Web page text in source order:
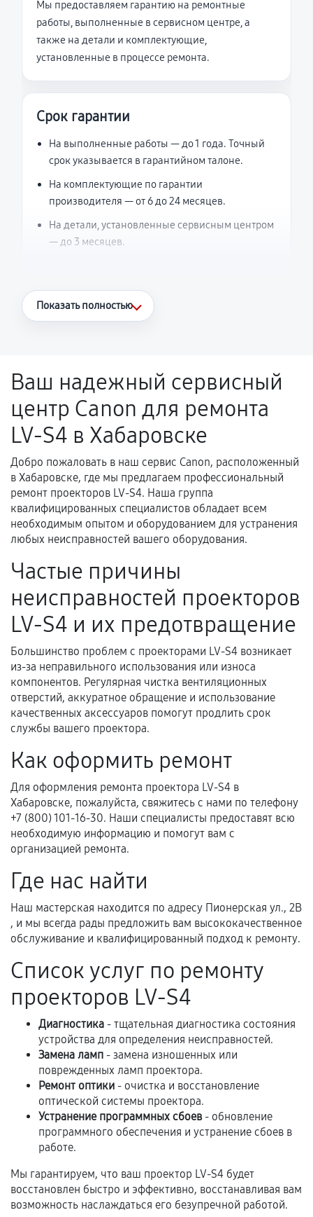
Мы предоставляем гарантию на ремонтные
работы, выполненные в сервисном центре, а
также на детали и комплектующие,
установленные в процессе ремонта.
Срок гарантии
На выполненные работы — до 1 года. Точный
срок указывается в гарантийном талоне.
На комплектующие по гарантии
производителя — от 6 до 24 месяцев.
На детали, установленные сервисным центром
— до 3 месяцев.
Что считается гарантийным случаем
Поломка установленной детали при
нормальной эксплуатации в течение
гарантийного срока.
Несоответствие комплектующей заявленным
техническим характеристикам.
Документы для подтверждения
гарантии
Акт выполненных работ с датой, перечнем
услуг и сроком гарантии.
Документы на установленные комплектующие
и кассовый чек.
Расширенная гарантия
В некоторых случаях возможно оформление
условия продления согласовываются отдельно и
фиксируются в документах.
Когда гарантия не действует
механические повреждения, попадание влаги,
Самостоятельный ремонт или вмешательство
третьих лиц.
Естественный износ деталей, если иное не
предусмотрено отдельно.
Обращение после окончания гарантийного
срока.
Программные сбои, если это не указано в
Если комплектующие куплены
самостоятельно
Гарантия на выполненные работы может
сохраняться полностью или частично, если
соблюдены следующие условия:
Показать полностью
Ваш надежный сервисный
центр Canon для ремонта
LV-S4 в Хабаровске
Добро пожаловать в наш сервис Canon, расположенный
в Хабаровске, где мы предлагаем профессиональный
ремонт проекторов LV-S4. Наша группа
квалифицированных специалистов обладает всем
необходимым опытом и оборудованием для устранения
любых неисправностей вашего оборудования.
Частые причины
неисправностей проекторов
LV-S4 и их предотвращение
Большинство проблем с проекторами LV-S4 возникает
из-за неправильного использования или износа
компонентов. Регулярная чистка вентиляционных
отверстий, аккуратное обращение и использование
качественных аксессуаров помогут продлить срок
службы вашего проектора.
Как оформить ремонт
Для оформления ремонта проектора LV-S4 в
Хабаровске, пожалуйста, свяжитесь с нами по телефону
+7 (800) 101-16-30. Наши специалисты предоставят всю
необходимую информацию и помогут вам с
организацией ремонта.
Где нас найти
Наш мастерская находится по адресу Пионерская ул., 2В
, и мы всегда рады предложить вам высококачественное
обслуживание и квалифицированный подход к ремонту.
Список услуг по ремонту
проекторов LV-S4
Диагностика - тщательная диагностика состояния
устройства для определения неисправностей.
Замена ламп - замена изношенных или
поврежденных ламп проектора.
Ремонт оптики - очистка и восстановление
оптической системы проектора.
Устранение программных сбоев- обновление
программного обеспечения и устранение сбоев в
работе.
Мы гарантируем, что ваш проектор LV-S4 будет
восстановлен быстро и эффективно, восстанавливая вам
возможность наслаждаться его безупречной работой.